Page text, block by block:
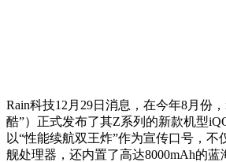
Rain科技12月29日消息，在今年8月份
酷”）正式发布了其Z系列的新款机型
以“性能续航双王炸”作为宣传口号，不
舰处理器，还内置了高达8000mAh的